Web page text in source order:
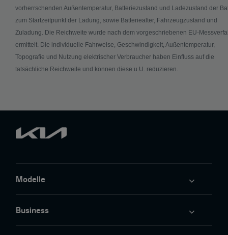
vorherrschenden Außentemperatur, Batteriezustand und Ladezustand der
zum Startzeitpunkt der Ladung, sowie Batteriealter, Fahrzeugzustand und
Zuladung. Die Reichweite wurde nach dem vorgeschriebenen EU-
ermittelt. Die individuelle Fahrweise, Geschwindigkeit, Außentemperatur,
Topografie und Nutzung elektrischer Verbraucher haben Einfluss auf die
tatsächliche Reichweite und können diese u.U. reduzieren.
Modelle
Business